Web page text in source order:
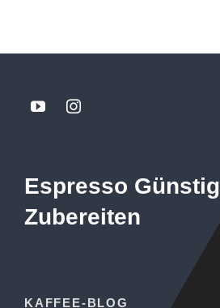
Espresso Günstig
Zubereiten
KAFFEE-BLOG